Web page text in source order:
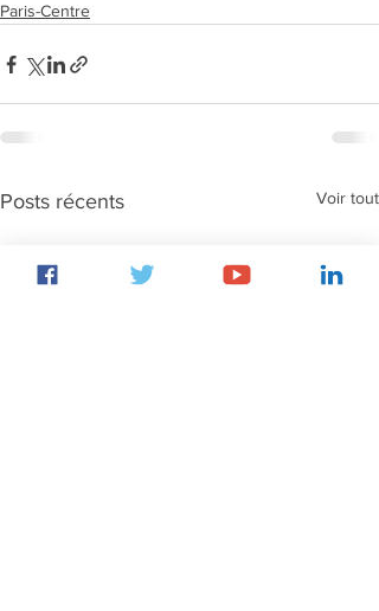
Paris-Centre
Posts récents Voir tout